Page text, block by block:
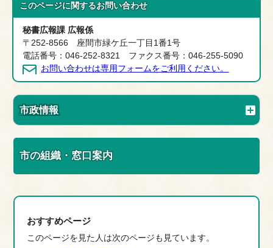
このページに関するお問い合わせ
秘書広報課 広報係
〒252-8566 座間市緑ケ丘一丁目1番1号
電話番号：046-252-8321 ファクス番号：046-255-5090
お問い合わせは専用フォームをご利用ください。
市政情報
市の組織・窓口案内
おすすめページ
このページを見た人は次のページも見ています。